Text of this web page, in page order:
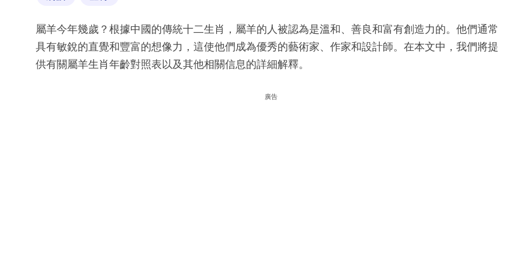
屬羊今年幾歲？根據中國的傳統十二生肖，屬羊的人被認為是溫和、善良和富有創造力的。他們通常
具有敏銳的直覺和豐富的想像力，這使他們成為優秀的藝術家、作家和設計師。在本文中，我們將提
供有關屬羊生肖年齡對照表以及其他相關信息的詳細解釋。
廣告